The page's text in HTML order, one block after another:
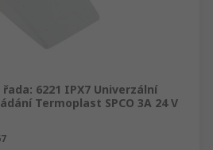
řada: 6221 IPX7 Univerzální
Termoplast SPCO 3A 24 V